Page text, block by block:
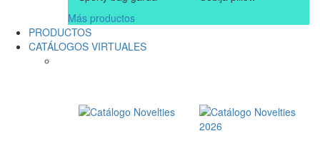
Más productos
PRODUCTOS
CATÁLOGOS VIRTUALES